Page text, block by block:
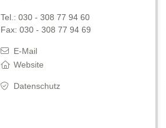
Tel.: 030 - 308 77 94 60
Fax: 030 - 308 77 94 69
E-Mail
Website
Datenschutz